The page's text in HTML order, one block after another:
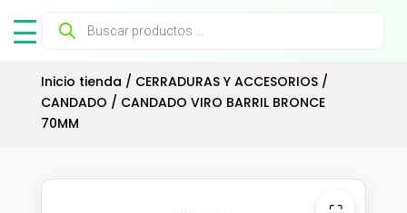
Búsqueda
productos
Inicio tienda / CERRADURAS Y ACCESORIOS/
CANDADO / CANDADO VIRO BARRIL BRONCE
70MM